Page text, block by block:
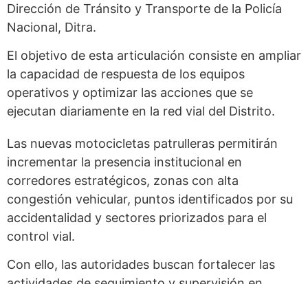
Dirección de Tránsito y Transporte de la Policía
Nacional, Ditra.
El objetivo de esta articulación consiste en ampliar
la capacidad de respuesta de los equipos
operativos y optimizar las acciones que se
ejecutan diariamente en la red vial del Distrito.
Las nuevas motocicletas patrulleras permitirán
incrementar la presencia institucional en
corredores estratégicos, zonas con alta
congestión vehicular, puntos identificados por su
accidentalidad y sectores priorizados para el
control vial.
Con ello, las autoridades buscan fortalecer las